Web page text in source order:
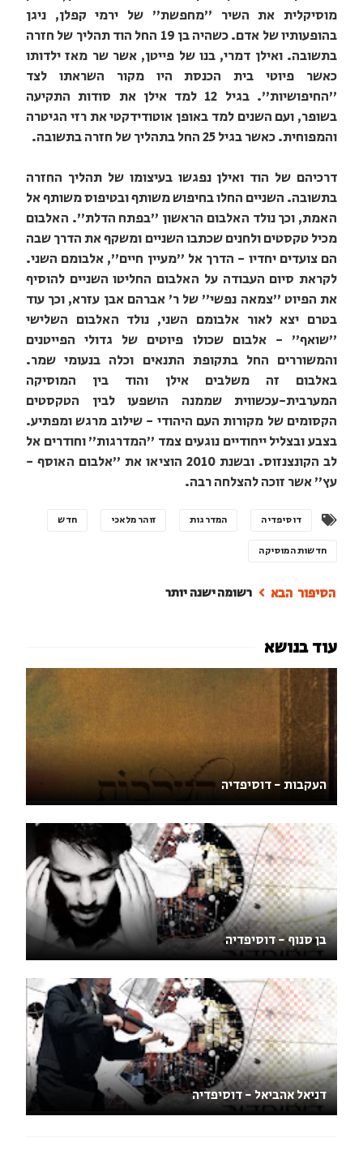
מוסיקלית את השיר "מחפשת" של ירמי קפלן, ניגן
בהופעותיו של אדם. כשהיה בן 19 החל הוד תהליך של חזרה
בתשובה. ואילן דמרי, בנו של פייטן, אשר שר מאז ילדותו
כאשר פיוטי בית הכנסת היו מקור השראתו לצד
"החיפושיות". בגיל 12 למד אילן את סודות התקיעה
בשופר, ועם השנים למד באופן אוטודידקטי את רזי הגיטרה
והמפוחית. כאשר בגיל 25 החל בתהליך של חזרה בתשובה.
דרכיהם של הוד ואילן נפגשו בעיצומו של תהליך החזרה
בתשובה. השניים החלו בחיפוש משותף ובטיפוס משותף אל
האמת, וכך נולד האלבום הראשון "בפתח הדלת". האלבום
מכיל טקסטים ולחנים שכתבו השניים ומשקף את הדרך שבה
הם צועדים יחדיו - הדרך אל "מעיין חיים", אלבומם השני.
לקראת סיום העבודה על האלבום החליטו השניים להוסיף
את הפיוט "צמאה נפשי" של ר' אברהם אבן עזרא, וכך עוד
בטרם יצא לאור אלבומם השני, נולד האלבום השלישי
"שואף" - אלבום שכולו פיוטים של גדולי הפייטנים
והמשוררים החל בתקופת התנאים וכלה בנעומי שמר.
באלבום זה משלבים אילן והוד בין המוסיקה
המערבית-עכשווית שממנה הושפעו לבין הטקסטים
הקסומים של מקורות העם היהודי - שילוב מרגש ומפתיע.
בצבע ובצליל ייחודיים נוגעים צמד "המדרגות" וחודרים אל
לב הקונצנזוס. ובשנת 2010 הוציאו את "אלבום האוסף -
עץ" אשר זוכה להצלחה רבה.
דוסיפדיה המדרגות זוהר מלאכי חדש
חדשות המוסיקה
רשומה ישנה יותר
העקבות - דוסיפדיה
בן סנוף - דוסיפדיה
דניאל אהביאל - דוסיפדיה